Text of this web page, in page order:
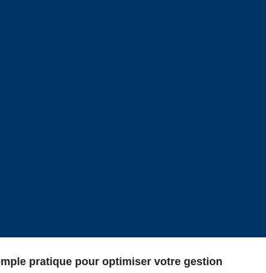
pratique pour optimiser votre gestion